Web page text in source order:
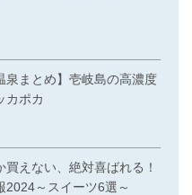
泉まとめ】壱岐島の高濃度
カポカ
買えない、絶対喜ばれる！
2024～スイーツ6選～